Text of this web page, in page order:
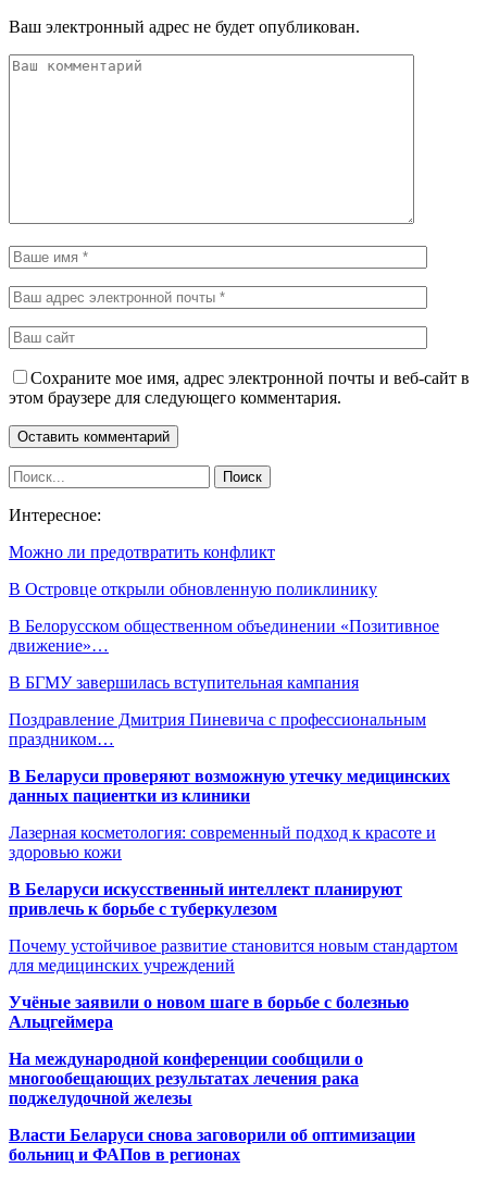
Ваш электронный адрес не будет опубликован.
Сохраните мое имя, адрес электронной почты и веб-сайт в
этом браузере для следующего комментария.
Интересное:
Можно ли предотвратить конфликт
В Островце открыли обновленную поликлинику
В Белорусском общественном объединении «Позитивное
движение»…
В БГМУ завершилась вступительная кампания
Поздравление Дмитрия Пиневича с профессиональным
праздником…
В Беларуси проверяют возможную утечку медицинских
данных пациентки из клиники
Лазерная косметология: современный подход к красоте и
здоровью кожи
В Беларуси искусственный интеллект планируют
привлечь к борьбе с туберкулезом
Почему устойчивое развитие становится новым стандартом
для медицинских учреждений
Учёные заявили о новом шаге в борьбе с болезнью
Альцгеймера
На международной конференции сообщили о
многообещающих результатах лечения рака
поджелудочной железы
Власти Беларуси снова заговорили об оптимизации
больниц и ФАПов в регионах